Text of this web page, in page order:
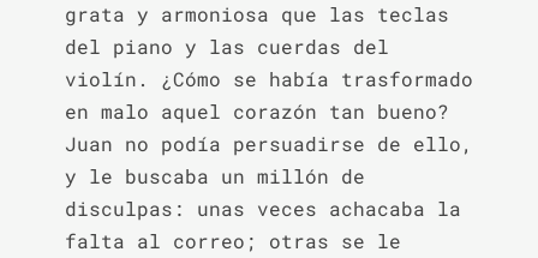
grata y armoniosa que las teclas
del piano y las cuerdas del
violín. ¿Cómo se había trasformado
en malo aquel corazón tan bueno?
Juan no podía persuadirse de ello,
y le buscaba un millón de
disculpas: unas veces achacaba la
falta al correo; otras se le